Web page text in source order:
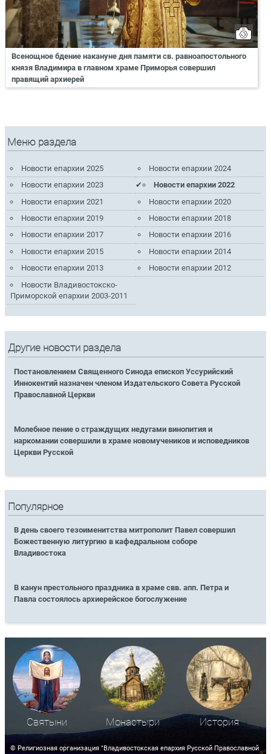
Всенощное бдение накануне дня памяти св. равноапостольного
князя Владимира в главном храме Приморья совершил
правящий архиерей
Меню раздела
Новости епархии 2025
Новости епархии 2024
Новости епархии 2023
Новости епархии 2022
Новости епархии 2021
Новости епархии 2020
Новости епархии 2019
Новости епархии 2018
Новости епархии 2017
Новости епархии 2016
Новости епархии 2015
Новости епархии 2014
Новости епархии 2013
Новости епархии 2012
Новости Владивостокско-
Приморской епархии 2003-2011
Другие новости раздела
Постановлением Священного Синода епископ Уссурийский
Иннокентий назначен членом Издательского Совета Русской
Православной Церкви
Молебное пение о страждущих недугами винопития и
наркомании совершили в храме новомучеников и исповедников
Церкви Русской
Популярное
В день своего тезоименитства митрополит Павел совершил
Божественную литургию в кафедральном соборе
Владивостока
В канун престольного праздника в храме свв. апп. Петра и
Павла состоялось архиерейское богослужение
Святыни Монастыри История
© Религиозная организация "Владивостокская епархия Русской Православной